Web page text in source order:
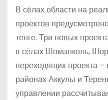
В сёлах области на
проектов
тенге. Три новых
в сёлах Шоманколь,
переходящих проекта
районах Аккулы и
управлении